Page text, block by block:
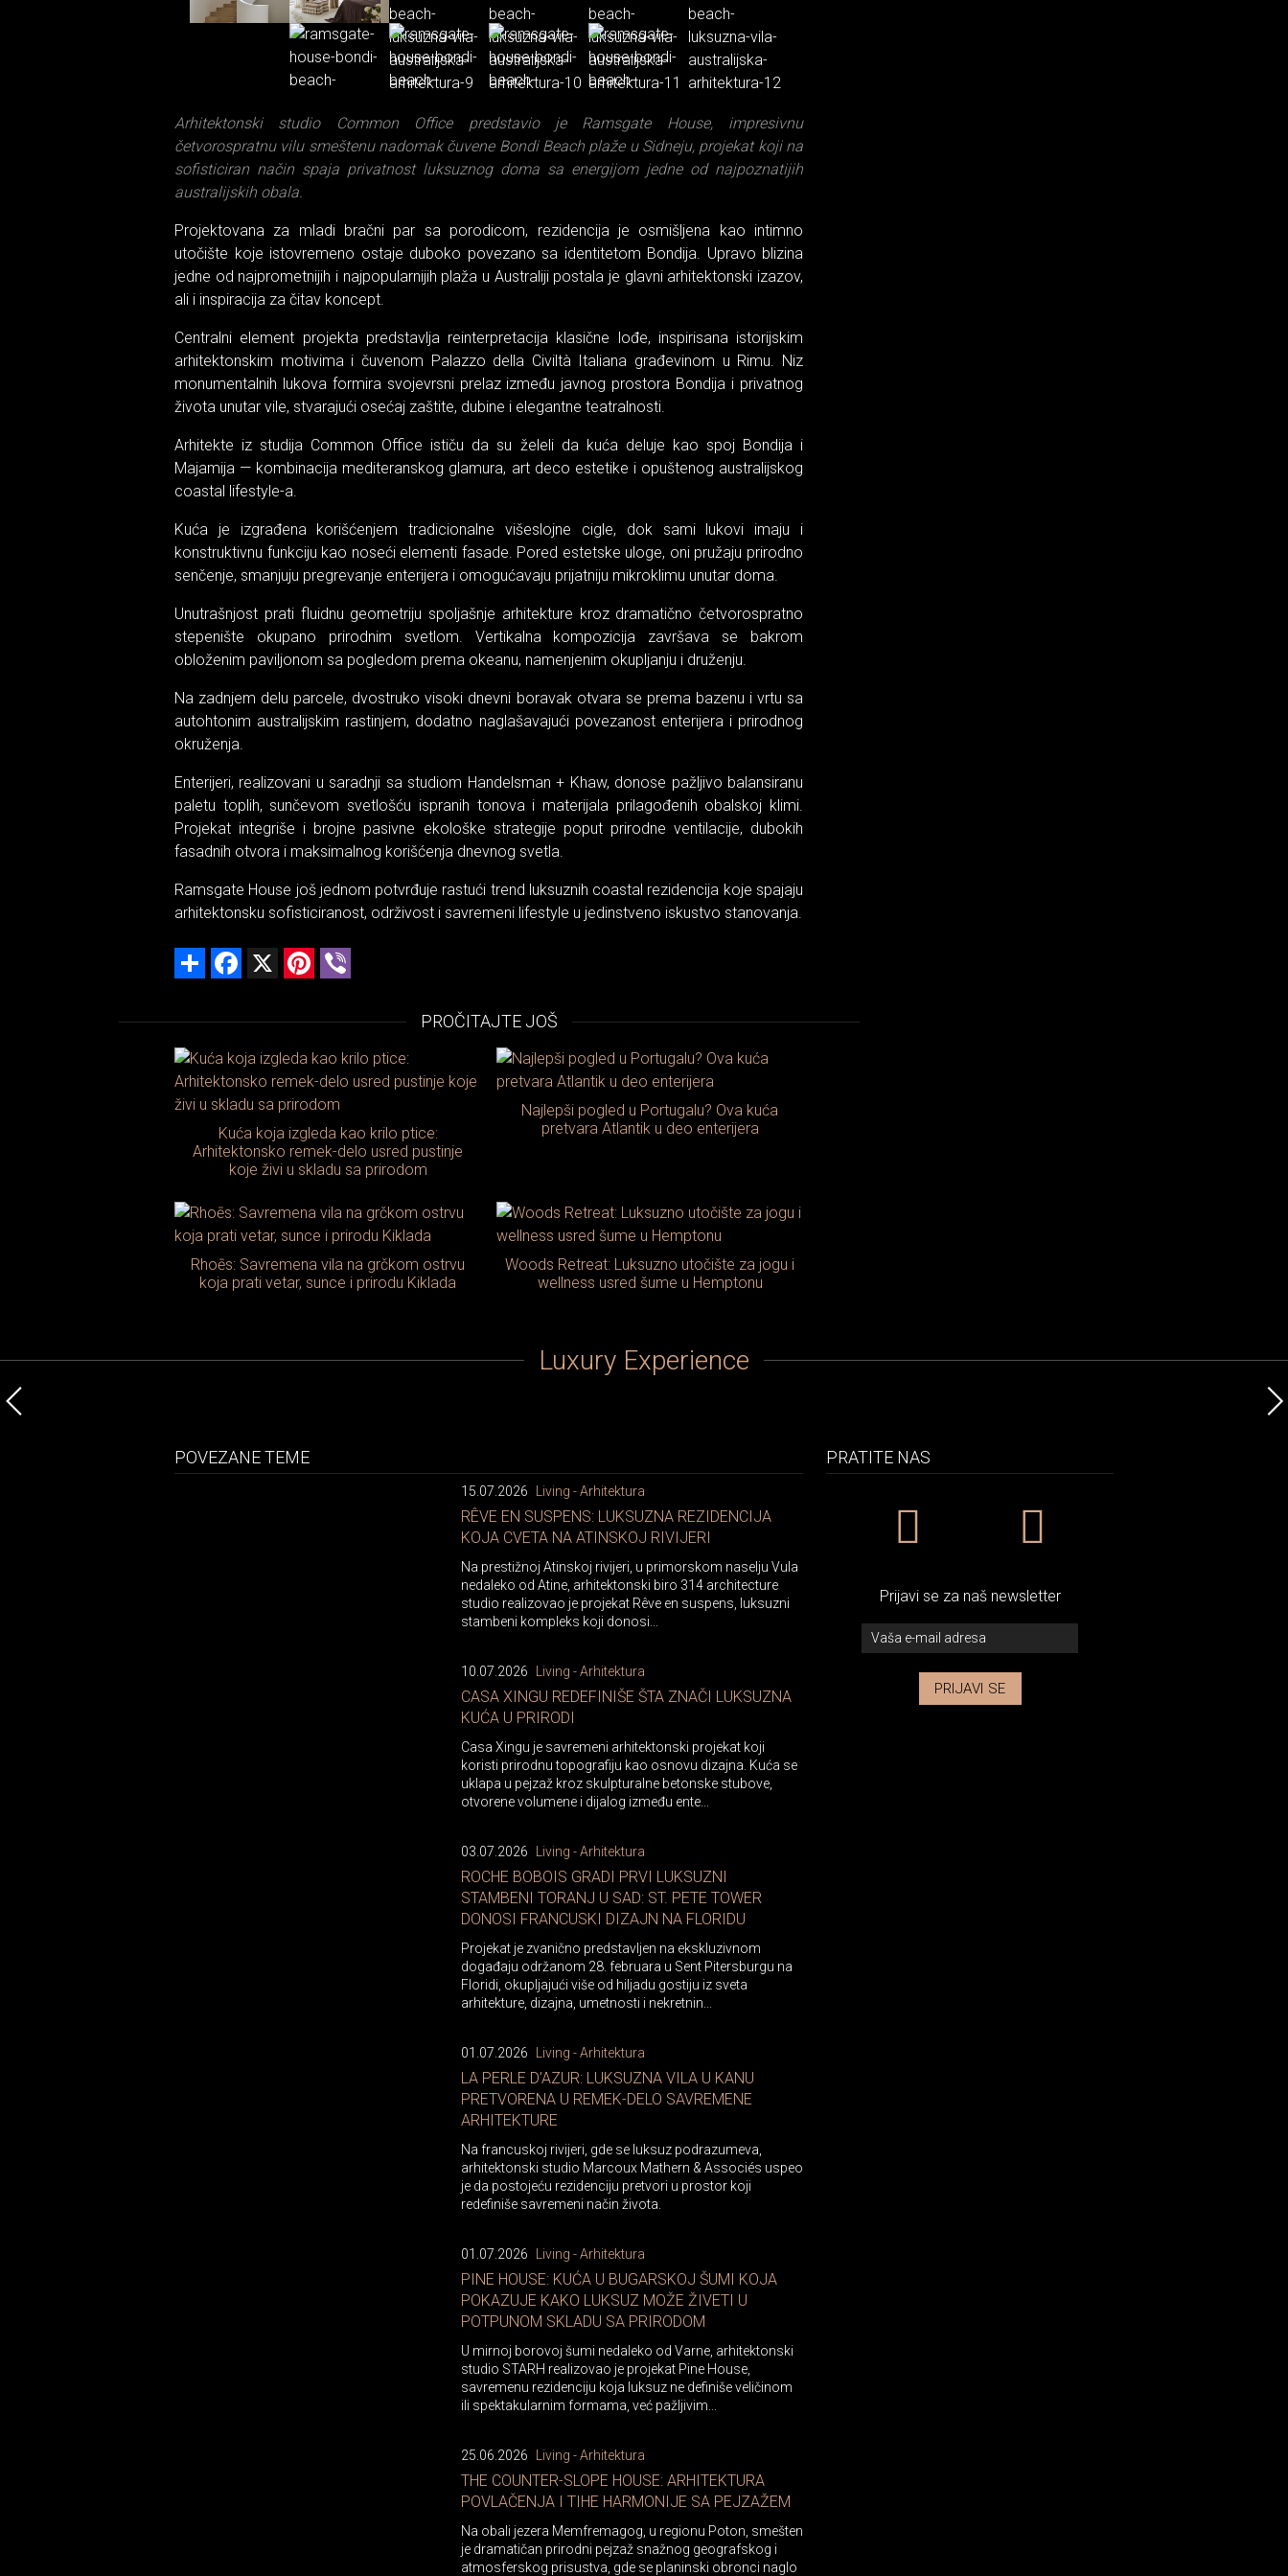
Arhitektonski studio Common Office predstavio je Ramsgate House, impresivnu
četvorospratnu vilu smeštenu nadomak čuvene Bondi Beach plaže u Sidneju, projekat koji na
sofisticiran način spaja privatnost luksuznog doma sa energijom jedne od najpoznatijih
australijskih obala.
Projektovana za mladi bračni par sa porodicom, rezidencija je osmišljena kao intimno
utočište koje istovremeno ostaje duboko povezano sa identitetom Bondija. Upravo blizina
jedne od najprometnijih i najpopularnijih plaža u Australiji postala je glavni arhitektonski izazov,
ali i inspiracija za čitav koncept.
Centralni element projekta predstavlja reinterpretacija klasične lođe, inspirisana istorijskim
arhitektonskim motivima i čuvenom Palazzo della Civiltà Italiana građevinom u Rimu. Niz
monumentalnih lukova formira svojevrsni prelaz između javnog prostora Bondija i privatnog
života unutar vile, stvarajući osećaj zaštite, dubine i elegantne teatralnosti.
Arhitekte iz studija Common Office ističu da su želeli da kuća deluje kao spoj Bondija i
Majamija — kombinacija mediteranskog glamura, art deco estetike i opuštenog australijskog
coastal lifestyle-a.
Kuća je izgrađena korišćenjem tradicionalne višeslojne cigle, dok sami lukovi imaju i
konstruktivnu funkciju kao noseći elementi fasade. Pored estetske uloge, oni pružaju prirodno
senčenje, smanjuju pregrevanje enterijera i omogućavaju prijatniju mikroklimu unutar doma.
Unutrašnjost prati fluidnu geometriju spoljašnje arhitekture kroz dramatično četvorospratno
stepenište okupano prirodnim svetlom. Vertikalna kompozicija završava se bakrom
obloženim paviljonom sa pogledom prema okeanu, namenjenim okupljanju i druženju.
Na zadnjem delu parcele, dvostruko visoki dnevni boravak otvara se prema bazenu i vrtu sa
autohtonim australijskim rastinjem, dodatno naglašavajući povezanost enterijera i prirodnog
okruženja.
Enterijeri, realizovani u saradnji sa studiom Handelsman + Khaw, donose pažljivo balansiranu
paletu toplih, sunčevom svetlošću ispranih tonova i materijala prilagođenih obalskoj klimi.
Projekat integriše i brojne pasivne ekološke strategije poput prirodne ventilacije, dubokih
fasadnih otvora i maksimalnog korišćenja dnevnog svetla.
Ramsgate House još jednom potvrđuje rastući trend luksuznih coastal rezidencija koje spajaju
arhitektonsku sofisticiranost, održivost i savremeni lifestyle u jedinstveno iskustvo stanovanja.
Share Facebook Pinterest
PROČITAJTE JOŠ
Kuća koja izgleda kao krilo ptice:
Arhitektonsko remek-delo usred pustinje
koje živi u skladu sa prirodom
Najlepši pogled u Portugalu? Ova kuća
pretvara Atlantik u deo enterijera
Rhoēs: Savremena vila na grčkom ostrvu
koja prati vetar, sunce i prirodu Kiklada
Woods Retreat: Luksuzno utočište za jogu i
wellness usred šume u Hemptonu
Luxury Experience
POVEZANE TEME
15.07.2026 Living - Arhitektura
RÊVE EN SUSPENS: LUKSUZNA REZIDENCIJA
KOJA CVETA NA ATINSKOJ RIVIJERI
Na prestižnoj Atinskoj rivijeri, u primorskom naselju Vula
nedaleko od Atine, arhitektonski biro 314 architecture
studio realizovao je projekat Rêve en suspens, luksuzni
stambeni kompleks koji donosi...
10.07.2026 Living - Arhitektura
CASA XINGU REDEFINIŠE ŠTA ZNAČI LUKSUZNA
KUĆA U PRIRODI
Casa Xingu je savremeni arhitektonski projekat koji
koristi prirodnu topografiju kao osnovu dizajna. Kuća se
uklapa u pejzaž kroz skulpturalne betonske stubove,
otvorene volumene i dijalog između ente...
03.07.2026 Living - Arhitektura
ROCHE BOBOIS GRADI PRVI LUKSUZNI
STAMBENI TORANJ U SAD: ST. PETE TOWER
DONOSI FRANCUSKI DIZAJN NA FLORIDU
Projekat je zvanično predstavljen na ekskluzivnom
događaju održanom 28. februara u Sent Pitersburgu na
Floridi, okupljajući više od hiljadu gostiju iz sveta
arhitekture, dizajna, umetnosti i nekretnin...
01.07.2026 Living - Arhitektura
LA PERLE D’AZUR: LUKSUZNA VILA U KANU
PRETVORENA U REMEK-DELO SAVREMENE
ARHITEKTURE
Na francuskoj rivijeri, gde se luksuz podrazumeva,
arhitektonski studio Marcoux Mathern & Associés uspeo
je da postojeću rezidenciju pretvori u prostor koji
redefiniše savremeni način života.
01.07.2026 Living - Arhitektura
PINE HOUSE: KUĆA U BUGARSKOJ ŠUMI KOJA
POKAZUJE KAKO LUKSUZ MOŽE ŽIVETI U
POTPUNOM SKLADU SA PRIRODOM
U mirnoj borovoj šumi nedaleko od Varne, arhitektonski
studio STARH realizovao je projekat Pine House,
savremenu rezidenciju koja luksuz ne definiše veličinom
ili spektakularnim formama, već pažljivim...
25.06.2026 Living - Arhitektura
THE COUNTER-SLOPE HOUSE: ARHITEKTURA
POVLAČENJA I TIHE HARMONIJE SA PEJZAŽEM
Na obali jezera Memfremagog, u regionu Poton, smešten
je dramatičan prirodni pejzaž snažnog geografskog i
atmosferskog prisustva, gde se planinski obronci naglo
PRATITE NAS
Prijavi se za naš newsletter
PRIJAVI SE